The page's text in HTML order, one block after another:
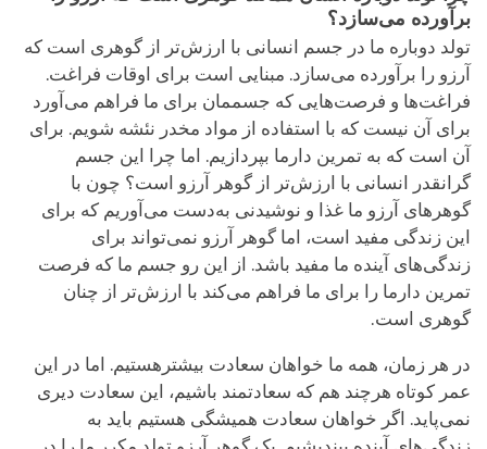
برآورده می‌سازد؟
تولد دوباره ما در جسم انسانی با ارزش‌تر از گوهری است که
آرزو را برآورده می‌سازد. مبنایی است برای اوقات فراغت.
فراغت‌ها و فرصت‌هایی که جسممان برای ما فراهم می‌آورد
برای آن نیست که با استفاده از مواد مخدر نئشه شویم. برای
آن است که به تمرین دارما بپردازیم. اما چرا این جسم
گرانقدر انسانی با ارزش‌تر از گوهر آرزو است؟ چون با
گوهر‌های آرزو ما غذا و نوشیدنی به‌دست می‌آوریم که برای
این زندگی مفید است، اما گوهر آرزو نمی‌تواند برای
زندگی‌های آینده ما مفید باشد. از این رو جسم ما که فرصت
تمرین دارما را برای ما فراهم می‌کند با ارزش‌تر از چنان
گوهری است.
در هر زمان، همه ما خواهان سعادت بیشترهستیم. اما در این
عمر کوتاه هرچند هم که سعادتمند باشیم، این سعادت دیری
نمی‌پاید. اگر خواهان سعادت همیشگی هستیم باید به